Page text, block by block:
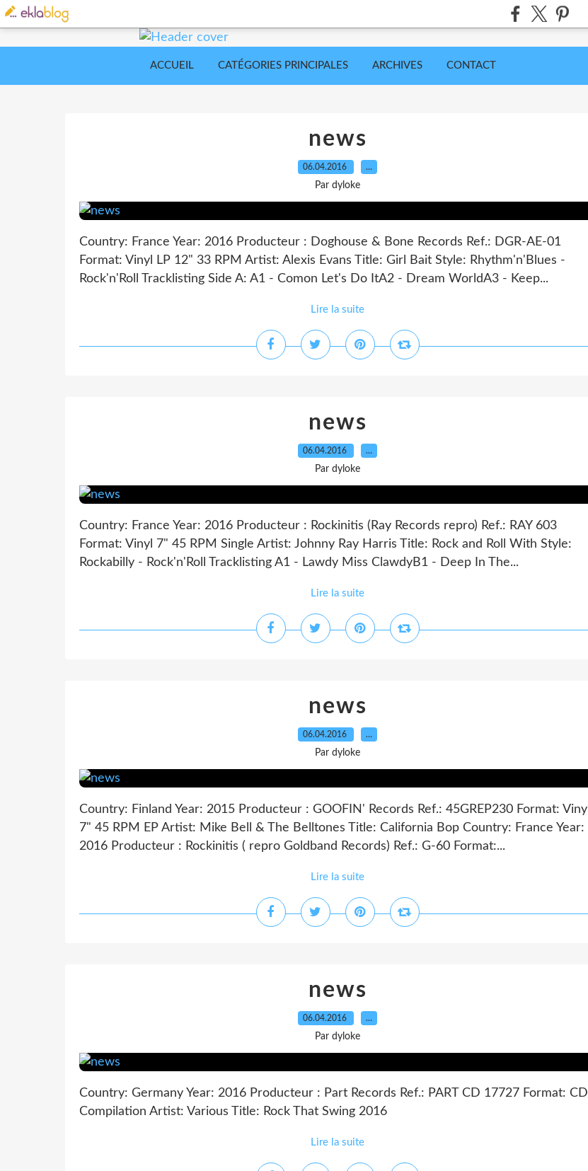
ACCUEIL CATÉGORIES PRINCIPALES ARCHIVES CONTACT
news
06.04.2016 …
Par dyloke
Country: France Year: 2016 Producteur : Doghouse & Bone Records Ref.: DGR-AE-01
Format: Vinyl LP 12" 33 RPM Artist: Alexis Evans Title: Girl Bait Style: Rhythm'n'Blues -
Rock'n'Roll Tracklisting Side A: A1 - Comon Let's Do ItA2 - Dream WorldA3 - Keep...
Lire la suite
news
06.04.2016 …
Par dyloke
Country: France Year: 2016 Producteur : Rockinitis (Ray Records repro) Ref.: RAY 603
Format: Vinyl 7" 45 RPM Single Artist: Johnny Ray Harris Title: Rock and Roll With Style:
Rockabilly - Rock'n'Roll Tracklisting A1 - Lawdy Miss ClawdyB1 - Deep In The...
Lire la suite
news
06.04.2016 …
Par dyloke
Country: Finland Year: 2015 Producteur : GOOFIN' Records Ref.: 45GREP230 Format: Vinyl
7" 45 RPM EP Artist: Mike Bell & The Belltones Title: California Bop Country: France Year:
2016 Producteur : Rockinitis ( repro Goldband Records) Ref.: G-60 Format:...
Lire la suite
news
06.04.2016 …
Par dyloke
Country: Germany Year: 2016 Producteur : Part Records Ref.: PART CD 17727 Format: CD
Compilation Artist: Various Title: Rock That Swing 2016
Lire la suite